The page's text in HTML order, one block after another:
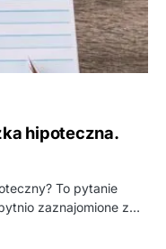
hipoteczna.
To pytanie
zaznajomione z…